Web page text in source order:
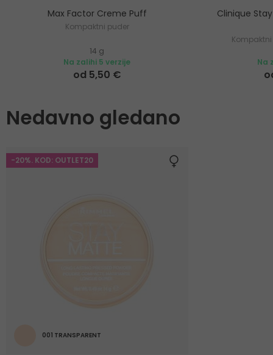
Max Factor Creme Puff
Kompaktni puder
14 g
Na zalihi 5 verzije
od 5,50 €
Clinique
Na
Nedavno gledano
-20%. KOD: OUTLET20
001 TRANSPARENT